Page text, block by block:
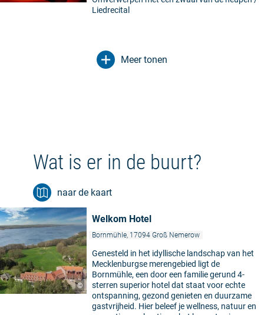
Liedrecital
Meer tonen
Wat is er in de buurt?
naar de kaart
©
Welkom Hotel
Bornmühle, 17094 Groß Nemerow
Genesteld in het idyllische landschap van het
Mecklenburgse merengebied ligt de
Bornmühle, een door een familie gerund 4-
sterren superior hotel dat staat voor echte
ontspanning, gezond genieten en duurzame
gastvrijheid. Hier beleef je wellness, natuur en